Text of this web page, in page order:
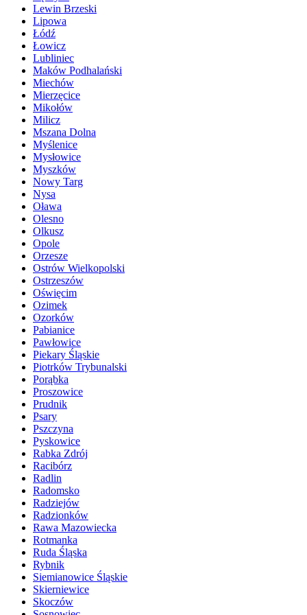
Lewin Brzeski
Lipowa
Łódź
Łowicz
Lubliniec
Maków Podhalański
Miechów
Mierzęcice
Mikołów
Milicz
Mszana Dolna
Myślenice
Mysłowice
Myszków
Nowy Targ
Nysa
Oława
Olesno
Olkusz
Opole
Orzesze
Ostrów Wielkopolski
Ostrzeszów
Oświęcim
Ozimek
Ozorków
Pabianice
Pawłowice
Piekary Śląskie
Piotrków Trybunalski
Porąbka
Proszowice
Prudnik
Psary
Pszczyna
Pyskowice
Rabka Zdrój
Racibórz
Radlin
Radomsko
Radziejów
Radzionków
Rawa Mazowiecka
Rotmanka
Ruda Śląska
Rybnik
Siemianowice Śląskie
Skierniewice
Skoczów